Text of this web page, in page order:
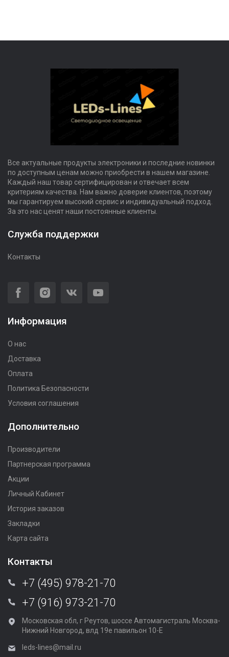
Все актуальные продукты электроники и последние новинки
по доступным ценам можно приобрести в нашем магазине.
Каждый наш товар сертифицирован и отвечает всем
критериям качества. Нам важно доверие клиентов, поэтому
мы гарантируем высокий сервис и индивидуальный подход.
За это нас ценят наши постоянные клиенты.
Служба поддержки
Контакты
Информация
О нас
Доставка
Оплата
Политика Безопасности
Условия соглашения
Дополнительно
Производители
Партнерская программа
Акции
Личный Кабинет
История заказов
Закладки
Карта сайта
Контакты
+7 (495) 978-21-70
+7 (916) 973-21-70
Московская обл, г Реутов, шоссе Автомагистраль Москва-
Нижний Новгород, влд 19е павильон 10-Е
leds-lines@mail.ru